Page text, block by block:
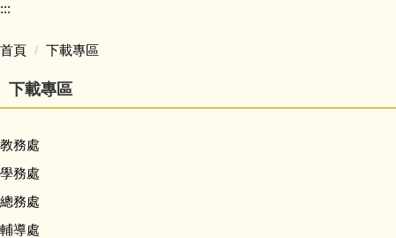
英語日專區
:::
首頁 下載專區
下載專區
教務處
學務處
總務處
輔導處